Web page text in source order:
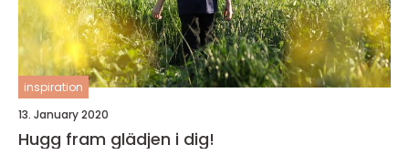
inspiration
13. January 2020
Hugg fram glädjen i dig!